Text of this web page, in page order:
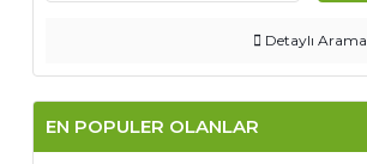
Detaylı Arama
EN POPULER OLANLAR